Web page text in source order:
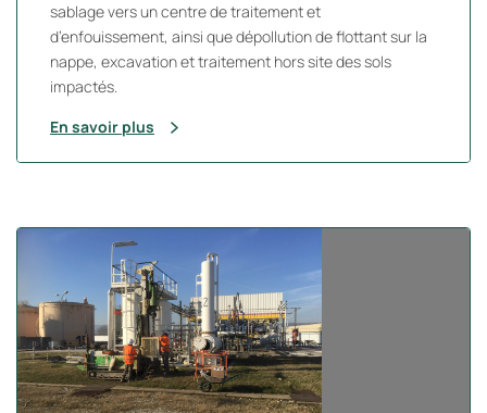
sablage vers un centre de traitement et
d’enfouissement, ainsi que dépollution de flottant sur la
nappe, excavation et traitement hors site des sols
impactés.
En savoir plus